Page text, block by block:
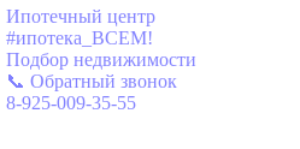
Ипотечный центр
#ипотека_ВСЕМ!
Подбор недвижимости
📞 Обратный звонок
8-925-009-35-55